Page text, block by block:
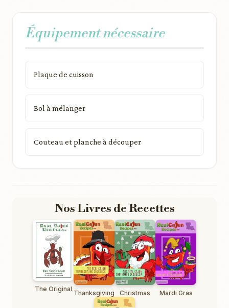
Équipement nécessaire
Plaque de cuisson
Bol à mélanger
Couteau et planche à découper
Nos Livres de Recettes
The Original Thanksgiving Christmas Mardi Gras